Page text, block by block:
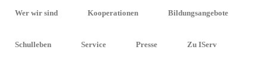
Wer wir sind Kooperationen Bildungsangebote
Schulleben Service Presse Zu IServ